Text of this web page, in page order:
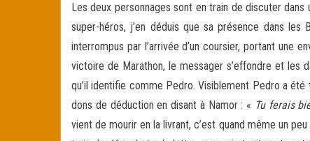
Les deux personnages sont en train de discuter
super-héros, j’en déduis que sa présence dans
interrompus par l’arrivée d’un coursier, portant une
victoire de Marathon, le messager s’effondre et les
qu’il identifie comme Pedro. Visiblement Pedro a
dons de déduction en disant à Namor : « Tu ferais
vient de mourir en la livrant, c’est quand même un